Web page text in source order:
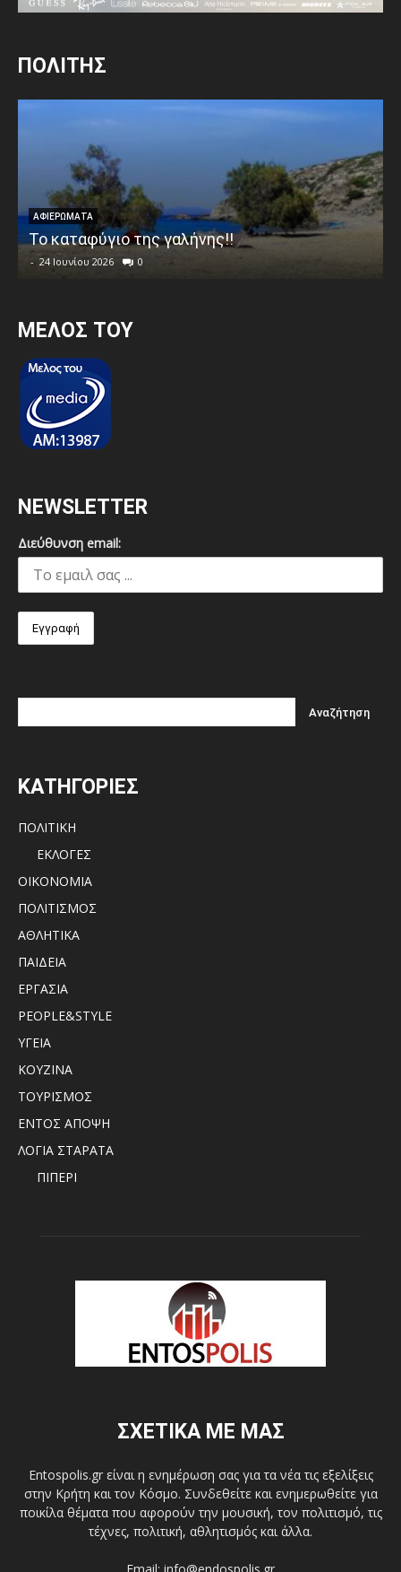
ΠΟΛΙΤΗΣ
ΑΦΙΕΡΩΜΑΤΑ
Το καταφύγιο της γαλήνης!!
- 24 Ιουνίου 2026 0
MEΛΟΣ ΤΟΥ
NEWSLETTER
Διεύθυνση email:
ΚΑΤΗΓΟΡΙΕΣ
ΠΟΛΙΤΙΚΗ
ΕΚΛΟΓΕΣ
ΟΙΚΟΝΟΜΙΑ
ΠΟΛΙΤΙΣΜΟΣ
ΑΘΛΗΤΙΚΑ
ΠΑΙΔΕΙΑ
ΕΡΓΑΣΙΑ
PEOPLE&STYLE
ΥΓΕΙΑ
ΚΟΥΖΙΝΑ
ΤΟΥΡΙΣΜΟΣ
ΕΝΤΟΣ ΑΠΟΨΗ
ΛΟΓΙΑ ΣΤΑΡΑΤΑ
ΠΙΠΕΡΙ
ΣΧΕΤΙΚΑ ΜΕ ΜΑΣ
Entospolis.gr είναι η ενημέρωση σας για τα νέα τις εξελίξεις
στην Κρήτη και τον Κόσμο. Συνδεθείτε και ενημερωθείτε για
ποικίλα θέματα που αφορούν την μουσική, τον πολιτισμό, τις
τέχνες, πολιτική, αθλητισμός και άλλα.